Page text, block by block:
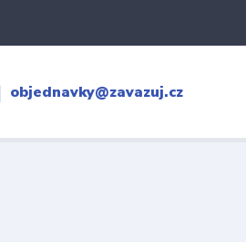
objednavky@zavazuj.cz